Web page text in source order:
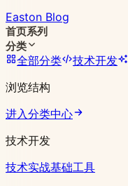
Easton Blog
首页系列
分类
全部分类 技术开发
浏览结构
进入分类中心
技术开发
技术实战基础工具